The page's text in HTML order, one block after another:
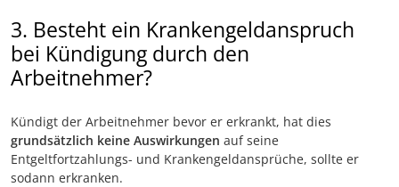
3. Besteht ein Krankengeldanspruch
bei Kündigung durch den
Arbeitnehmer?
Kündigt der Arbeitnehmer bevor er erkrankt, hat dies
grundsätzlich keine Auswirkungen auf seine
Entgeltfortzahlungs- und Krankengeldansprüche, sollte er
sodann erkranken.